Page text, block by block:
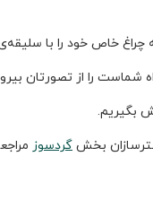
خاص خود را با
شماست را از تصورتان
بگیریم.
بخش گردسوز